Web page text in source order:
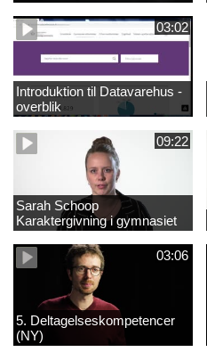
03:02
Introduktion til Datavarehus -
overblik
09:22
Sarah Schoop
Karaktergivning i gymnasiet
01
03:06
5. Deltagelseskompetencer
(NY)